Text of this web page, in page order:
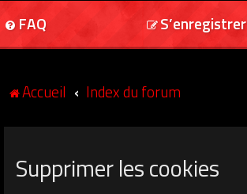
FAQ S’enregistrer
Accueil Index du forum
Supprimer les cookies